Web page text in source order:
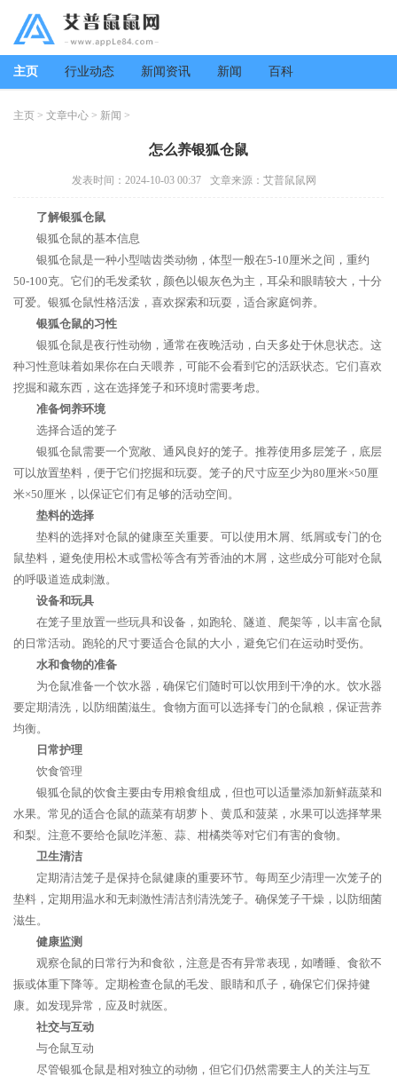
主页 行业动态 新闻资讯 新闻 百科
主页 > 文章中心 > 新闻 >
怎么养银狐仓鼠
发表时间：2024-10-03 00:37 文章来源：艾普鼠鼠网
了解银狐仓鼠
银狐仓鼠的基本信息
银狐仓鼠是一种小型啮齿类动物，体型一般在5-10厘米之间，重约
50-100克。它们的毛发柔软，颜色以银灰色为主，耳朵和眼睛较大，十分
可爱。银狐仓鼠性格活泼，喜欢探索和玩耍，适合家庭饲养。
银狐仓鼠的习性
银狐仓鼠是夜行性动物，通常在夜晚活动，白天多处于休息状态。这
种习性意味着如果你在白天喂养，可能不会看到它的活跃状态。它们喜欢
挖掘和藏东西，这在选择笼子和环境时需要考虑。
准备饲养环境
选择合适的笼子
银狐仓鼠需要一个宽敞、通风良好的笼子。推荐使用多层笼子，底层
可以放置垫料，便于它们挖掘和玩耍。笼子的尺寸应至少为80厘米×50厘
米×50厘米，以保证它们有足够的活动空间。
垫料的选择
垫料的选择对仓鼠的健康至关重要。可以使用木屑、纸屑或专门的仓
鼠垫料，避免使用松木或雪松等含有芳香油的木屑，这些成分可能对仓鼠
的呼吸道造成刺激。
设备和玩具
在笼子里放置一些玩具和设备，如跑轮、隧道、爬架等，以丰富仓鼠
的日常活动。跑轮的尺寸要适合仓鼠的大小，避免它们在运动时受伤。
水和食物的准备
为仓鼠准备一个饮水器，确保它们随时可以饮用到干净的水。饮水器
要定期清洗，以防细菌滋生。食物方面可以选择专门的仓鼠粮，保证营养
均衡。
日常护理
饮食管理
银狐仓鼠的饮食主要由专用粮食组成，但也可以适量添加新鲜蔬菜和
水果。常见的适合仓鼠的蔬菜有胡萝卜、黄瓜和菠菜，水果可以选择苹果
和梨。注意不要给仓鼠吃洋葱、蒜、柑橘类等对它们有害的食物。
卫生清洁
定期清洁笼子是保持仓鼠健康的重要环节。每周至少清理一次笼子的
垫料，定期用温水和无刺激性清洁剂清洗笼子。确保笼子干燥，以防细菌
滋生。
健康监测
观察仓鼠的日常行为和食欲，注意是否有异常表现，如嗜睡、食欲不
振或体重下降等。定期检查仓鼠的毛发、眼睛和爪子，确保它们保持健
康。如发现异常，应及时就医。
社交与互动
与仓鼠互动
尽管银狐仓鼠是相对独立的动物，但它们仍然需要主人的关注与互